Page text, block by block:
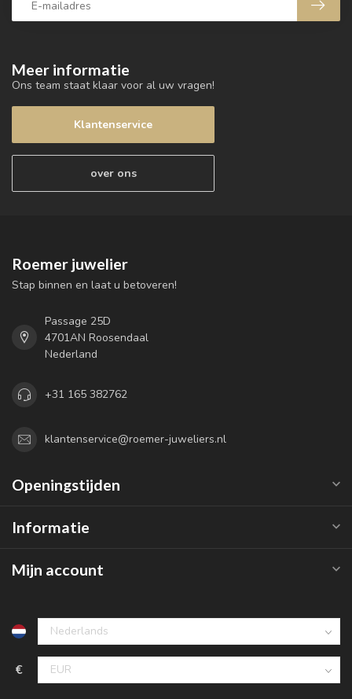
Meer informatie
Ons team staat klaar voor al uw vragen!
Klantenservice
over ons
Roemer juwelier
Stap binnen en laat u betoveren!
Passage 25D
4701AN Roosendaal
Nederland
+31 165 382762
klantenservice@roemer-juweliers.nl
Openingstijden
Informatie
Mijn account
€